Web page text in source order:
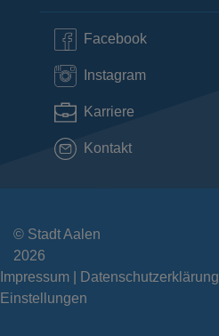
Facebook
Instagram
Karriere
Kontakt
© Stadt Aalen
2026
Impressum
Datenschutzerklärung
Einstellungen